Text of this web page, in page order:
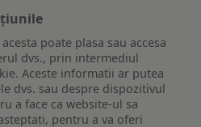
poate plasa sau accesa
dvs., prin intermediul
Aceste informatii ar putea
dvs. sau despre dispozitivul
a face ca website-ul sa
pentru a va oferi